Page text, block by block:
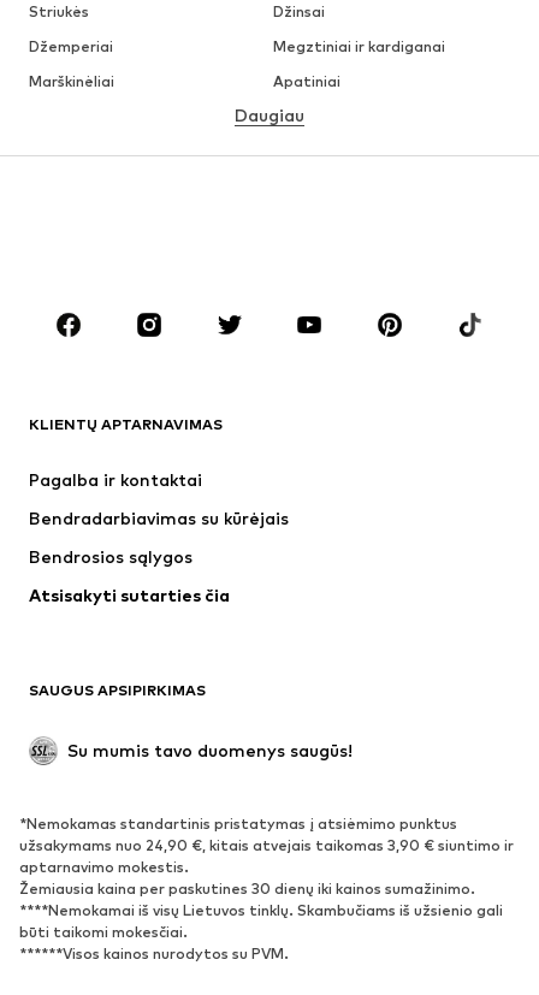
Striukės
Džinsai
Džemperiai
Megztiniai ir kardiganai
Marškinėliai
Apatiniai
Marškiniai
DRABUŽIAI
Striukės
Maudymosi drabužiai
Proginiai
BATAI
Naujienos
Atviri batai
Išskirtiniai
SPORTAS
Sportiniai drabužiai
Daugiau
KLIENTŲ APTARNAVIMAS
Pagalba ir kontaktai
Bendradarbiavimas su kūrėjais
Bendrosios sąlygos
Atsisakyti sutarties čia
SAUGUS APSIPIRKIMAS
Su mumis tavo duomenys saugūs!
*Nemokamas standartinis pristatymas į atsiėmimo punktus
užsakymams nuo 24,90 €, kitais atvejais taikomas 3,90 € siuntimo ir
aptarnavimo mokestis.
Žemiausia kaina per paskutines 30 dienų iki kainos sumažinimo.
****Nemokamai iš visų Lietuvos tinklų. Skambučiams iš užsienio gali
būti taikomi mokesčiai.
******Visos kainos nurodytos su PVM.